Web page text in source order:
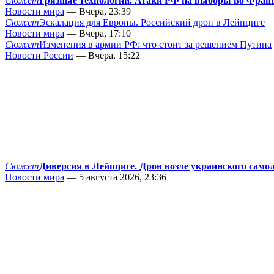
Новости мира — Вчера, 23:39
СюжетЭскалация для Европы. Российский дрон в Лейпциге
Новости мира — Вчера, 17:10
СюжетИзменения в армии РФ: что стоит за решением Путина
Новости России — Вчера, 15:22
СюжетДиверсия в Лейпциге. Дрон возле украинского
Новости мира — 5 августа 2026, 23:36